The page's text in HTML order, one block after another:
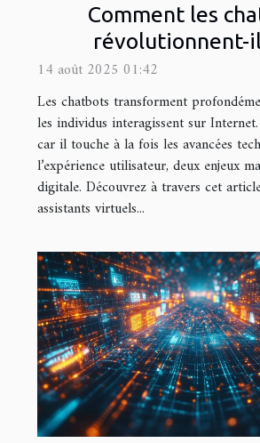
Comment les
révolutionnent-
interactions en
14 août 2025 01:42
Les chatbots transforment
les individus interagissent sur
car il touche à la fois les avancées
l’expérience utilisateur, deux enjeux
digitale. Découvrez à travers cet
assistants virtuels...